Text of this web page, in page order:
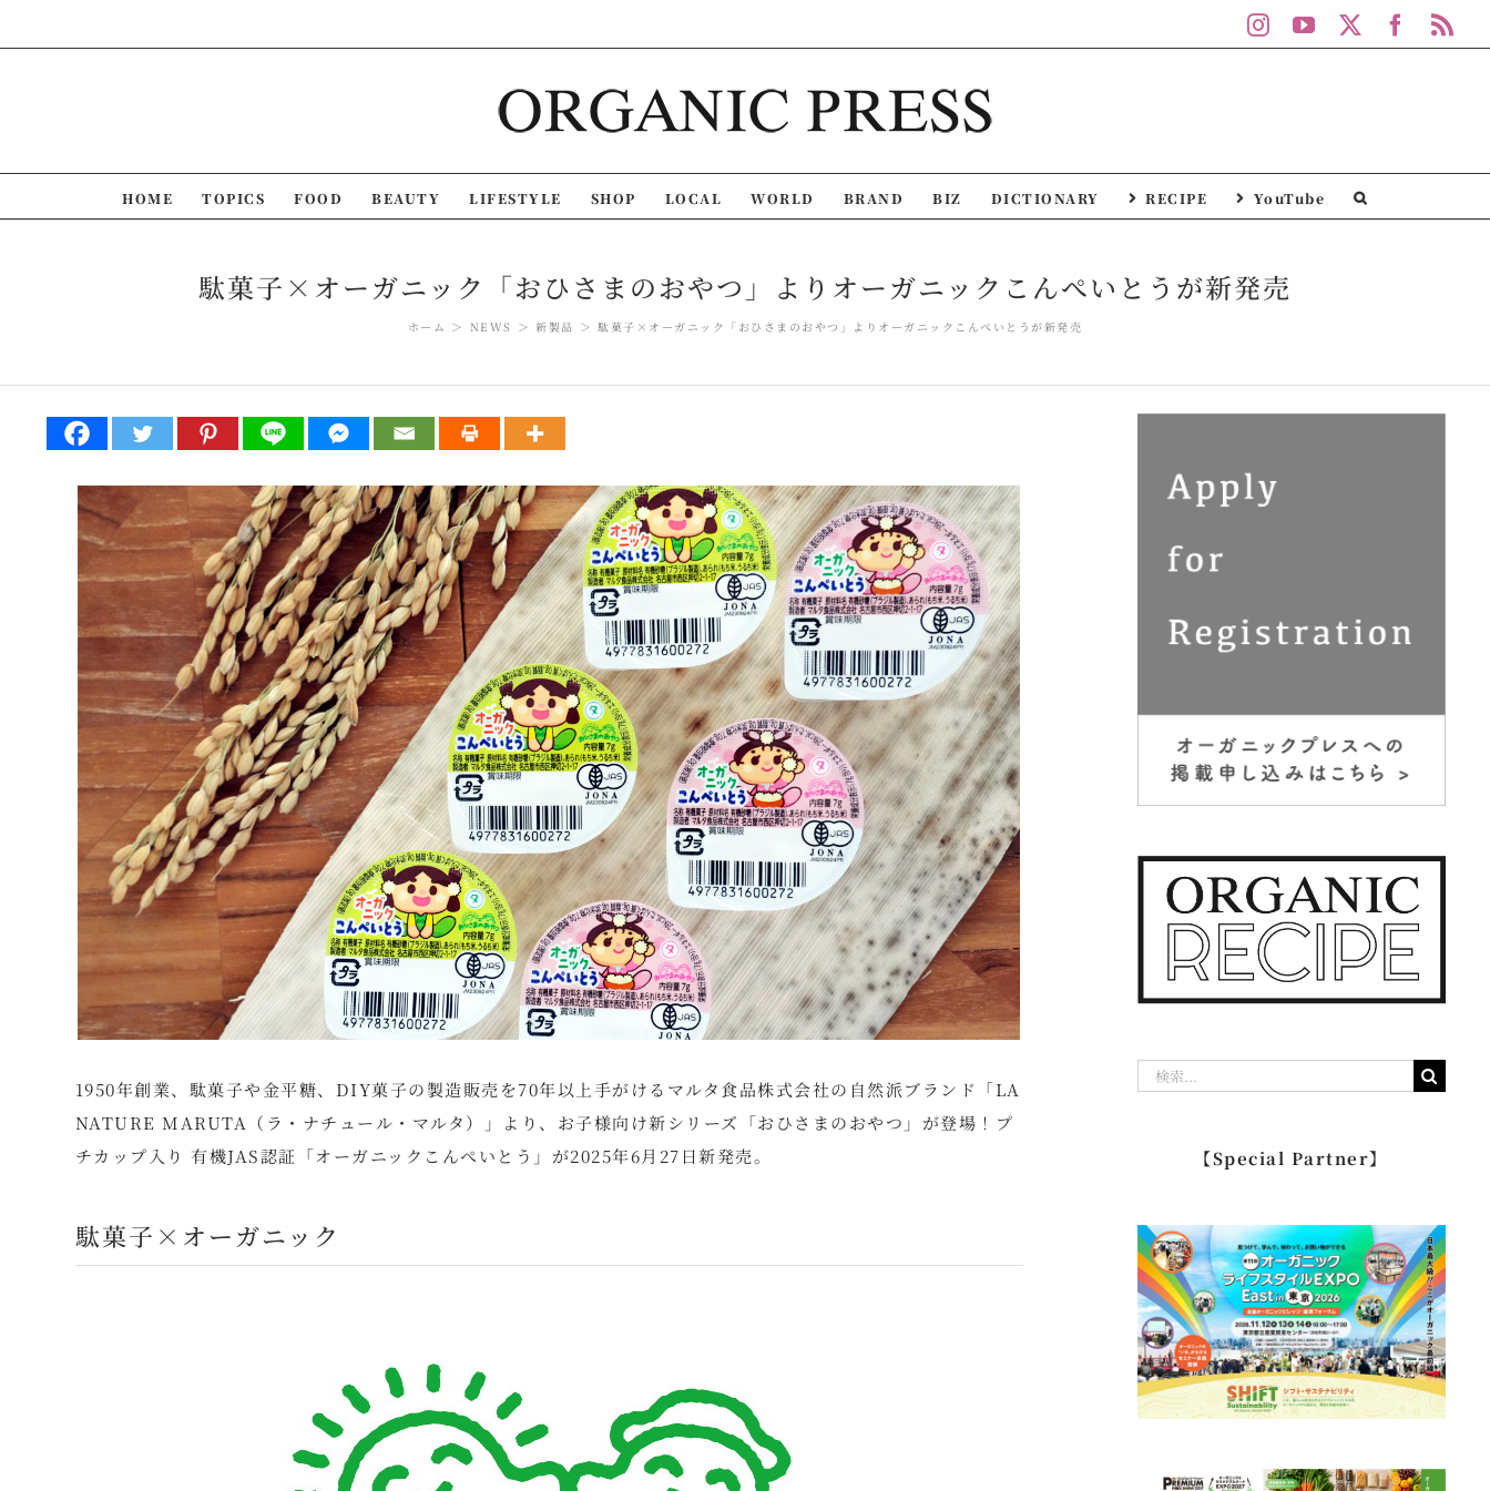
to
InstagramYouTube
HOME TOPICS FOOD BEAUTY LIFESTYLE SHOP LOCAL WORLD BRAND BIZ DICTIONARY RECIPE YouTube
駄菓子×オーガニック「おひさまのおやつ」よりオーガニックこんぺいとうが新発売
ホーム NEWS 新製品 駄菓子×オーガニック「おひさまのおやつ」よりオーガニックこんぺいとうが新発売
1950年創業、駄菓子や金平糖、DIY菓子の製造販売を70年以上手がけるマルタ食品株式会社の自然派ブランド「LA
NATURE MARUTA（ラ・ナチュール・マルタ）」より、お子様向け新シリーズ「おひさまのおやつ」が登場！プ
チカップ入り 有機JAS認証「オーガニックこんぺいとう」が2025年6月27日新発売。
駄菓子×オーガニック
【Special Partner】